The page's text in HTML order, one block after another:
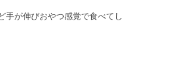
手が伸びおやつ感覚で食べてし